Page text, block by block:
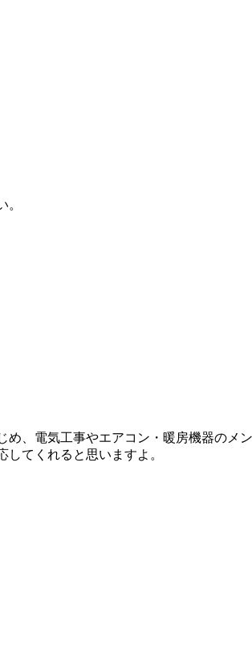
、電気工事やエアコン・暖房機器のメ
てくれると思いますよ。